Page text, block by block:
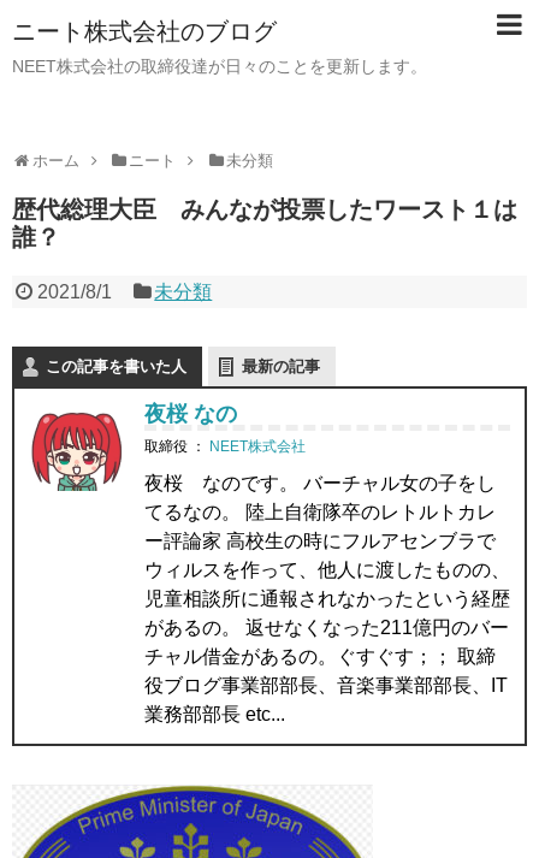
ニート株式会社のブログ
NEET株式会社の取締役達が日々のことを更新します。
ホーム ニート 未分類
歴代総理大臣 みんなが投票したワースト１は
誰？
2021/8/1 未分類
この記事を書いた人 最新の記事
夜桜 なの
取締役 ： NEET株式会社
夜桜 なのです。 バーチャル女の子をし
てるなの。 陸上自衛隊卒のレトルトカレ
ー評論家 高校生の時にフルアセンブラで
ウィルスを作って、他人に渡したものの、
児童相談所に通報されなかったという経歴
があるの。 返せなくなった211億円のバー
チャル借金があるの。ぐすぐす；； 取締
役ブログ事業部部長、音楽事業部部長、IT
業務部部長 etc...